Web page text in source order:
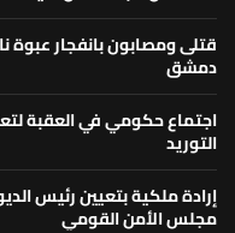
قتلى ومصابون بانفجار
دمشق
اجتماع حكومي في العقبة
التوريد
إرادة ملكية بتعيين رئيس
مجلس الأمن القومي